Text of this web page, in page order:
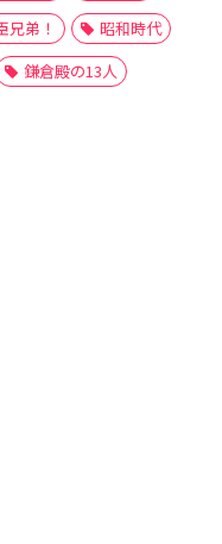
兄弟！
昭和時代
鎌倉殿の13人